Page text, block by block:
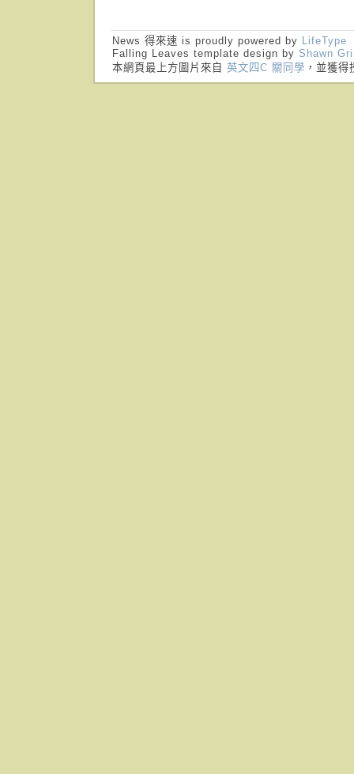
News 得來速 is proudly powered by LifeType
Falling Leaves template design by Shawn
本網頁最上方圖片來自 英文四C 關同學 ，並獲